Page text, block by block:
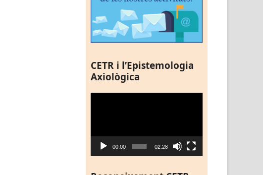
CETR i l’Epistemologia
Axiològica
00:00 02:28